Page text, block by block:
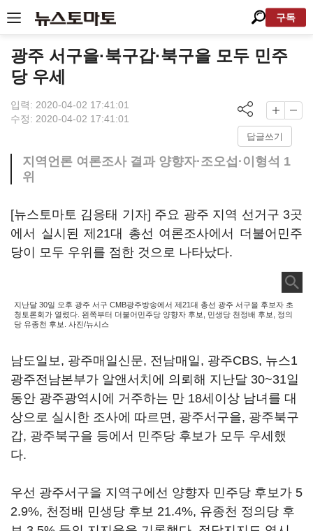
구독
광주 서구을·북구갑·북구을 모두 민주
당 우세
입력: 2020-04-02 17:41:01
수정: 2020-04-02 17:41:01
답글쓰기
지역언론 여론조사 결과 양향자·조오섭·이형석 1
위
[뉴스토마토 김응태 기자] 주요 광주 지역 선거구 3곳
에서 실시된 제21대 총선 여론조사에서 더불어민주
당이 모두 우위를 점한 것으로 나타났다.
지난달 30일 오후 광주 서구 CMB광주방송에서 제21대 총선 광주 서구을 후보자 초
청토론회가 열렸다. 왼쪽부터 더불어민주당 양향자 후보, 민생당 천정배 후보, 정의
당 유종천 후보. 사진/뉴시스
남도일보, 광주매일신문, 전남매일, 광주CBS, 뉴스1
광주전남본부가 알앤서치에 의뢰해 지난달 30~31일
동안 광주광역시에 거주하는 만 18세이상 남녀를 대
상으로 실시한 조사에 따르면, 광주서구을, 광주북구
갑, 광주북구을 등에서 민주당 후보가 모두 우세했
다.
우선 광주서구을 지역구에선 양향자 민주당 후보가 5
2.9%, 천정배 민생당 후보 21.4%, 유종천 정의당 후